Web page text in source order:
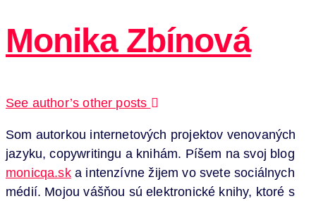
Monika Zbínová
See author’s other posts
Som autorkou internetových projektov venovaných
jazyku, copywritingu a knihám. Píšem na svoj blog
monicqa.ska intenzívne žijem vo svete sociálnych
médií. Mojou vášňou sú elektronické knihy, ktoré s